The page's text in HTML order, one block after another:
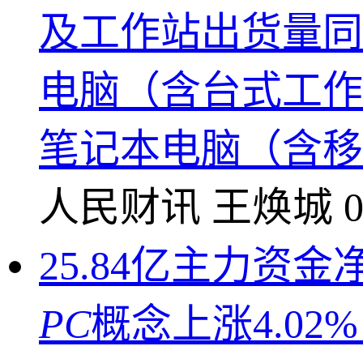
及工作站出货量
电脑（含台式工
笔记本电脑（含
人民财讯 王焕城
25.84亿主力资金
PC概念上涨